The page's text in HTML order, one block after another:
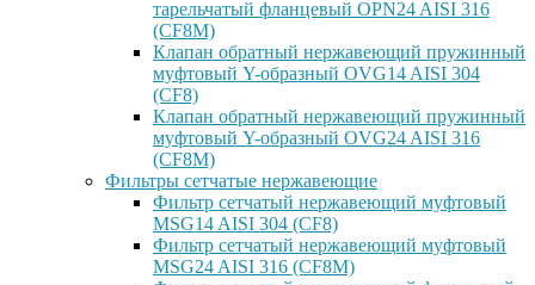
тарельчатый фланцевый OPN24 AISI 316
(CF8M)
Клапан обратный нержавеющий пружинный
муфтовый Y-образный OVG14 AISI 304
(CF8)
Клапан обратный нержавеющий пружинный
муфтовый Y-образный OVG24 AISI 316
(CF8М)
Фильтры сетчатые нержавеющие
Фильтр сетчатый нержавеющий муфтовый
MSG14 AISI 304 (CF8)
Фильтр сетчатый нержавеющий муфтовый
MSG24 AISI 316 (CF8M)